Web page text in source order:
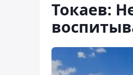
Токаев: